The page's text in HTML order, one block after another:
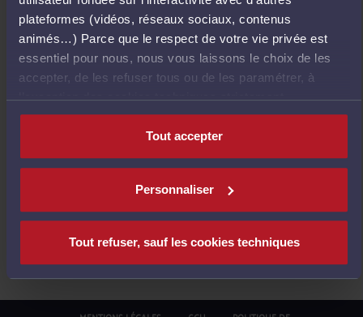
plateformes (vidéos, réseaux sociaux, contenus
animés…) Parce que le respect de votre vie privée est
essentiel pour nous, nous vous laissons le choix de les
accepter, de les refuser tous ou de les paramétrer, à
l’exception des cookies techniques strictement
nécessaires au fonctionnement du site.
Tout accepter
Personnaliser
Tout refuser, sauf les cookies techniques
O
U
R
À
L
'
C
I